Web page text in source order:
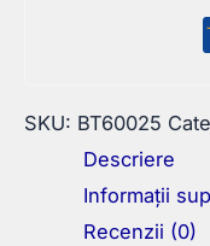
SKU: BT60025
Descriere
Informații
Recenzii (0)